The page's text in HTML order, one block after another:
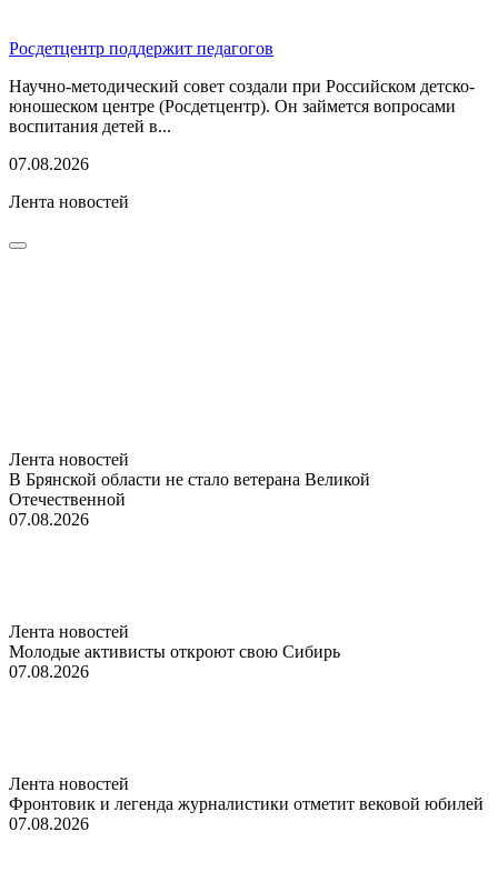
Росдетцентр поддержит педагогов
Научно-методический совет создали при Российском детско-
юношеском центре (Росдетцентр). Он займется вопросами
воспитания детей в...
07.08.2026
Лента новостей
Лента новостей
В Брянской области не стало ветерана Великой
Отечественной
07.08.2026
Лента новостей
Молодые активисты откроют свою Сибирь
07.08.2026
Лента новостей
Фронтовик и легенда журналистики отметит вековой юбилей
07.08.2026